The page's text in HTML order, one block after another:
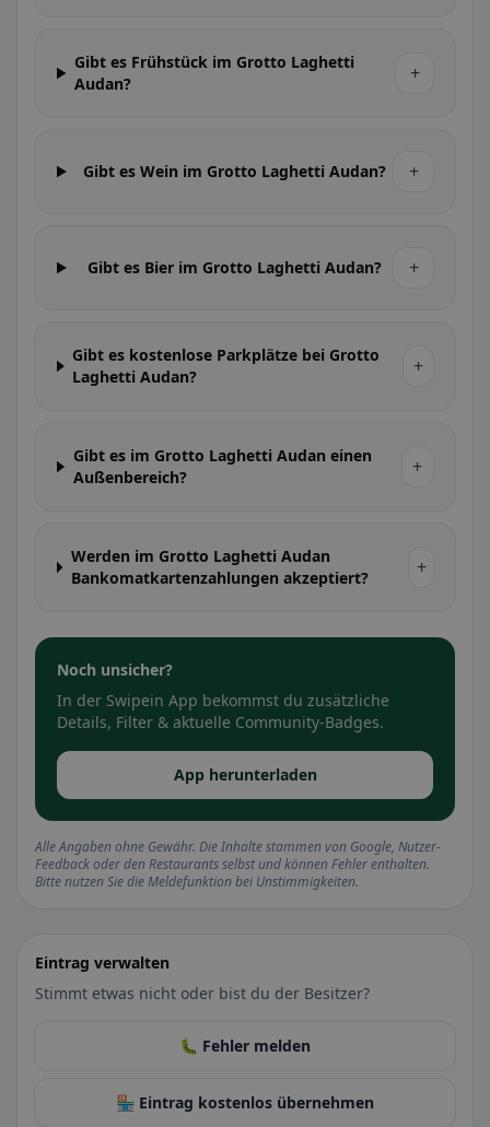
Gibt es Frühstück im Grotto Laghetti
Audan?
+
Gibt es Wein im Grotto Laghetti Audan? +
Gibt es Bier im Grotto Laghetti Audan? +
Gibt es kostenlose Parkplätze bei Grotto
Laghetti Audan?
+
Gibt es im Grotto Laghetti Audan einen
Außenbereich?
+
Werden im Grotto Laghetti Audan
Bankomatkartenzahlungen akzeptiert?
+
Noch unsicher?
In der Swipein App bekommst du zusätzliche
Details, Filter & aktuelle Community-Badges.
App herunterladen
Alle Angaben ohne Gewähr. Die Inhalte stammen von Google, Nutzer-
Feedback oder den Restaurants selbst und können Fehler enthalten.
Bitte nutzen Sie die Meldefunktion bei Unstimmigkeiten.
Eintrag verwalten
Stimmt etwas nicht oder bist du der Besitzer?
🐛 Fehler melden
🏪 Eintrag kostenlos übernehmen